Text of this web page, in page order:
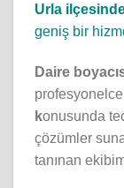
Urla
geniş bir
Daire
konusunda
çözümler
tanınan